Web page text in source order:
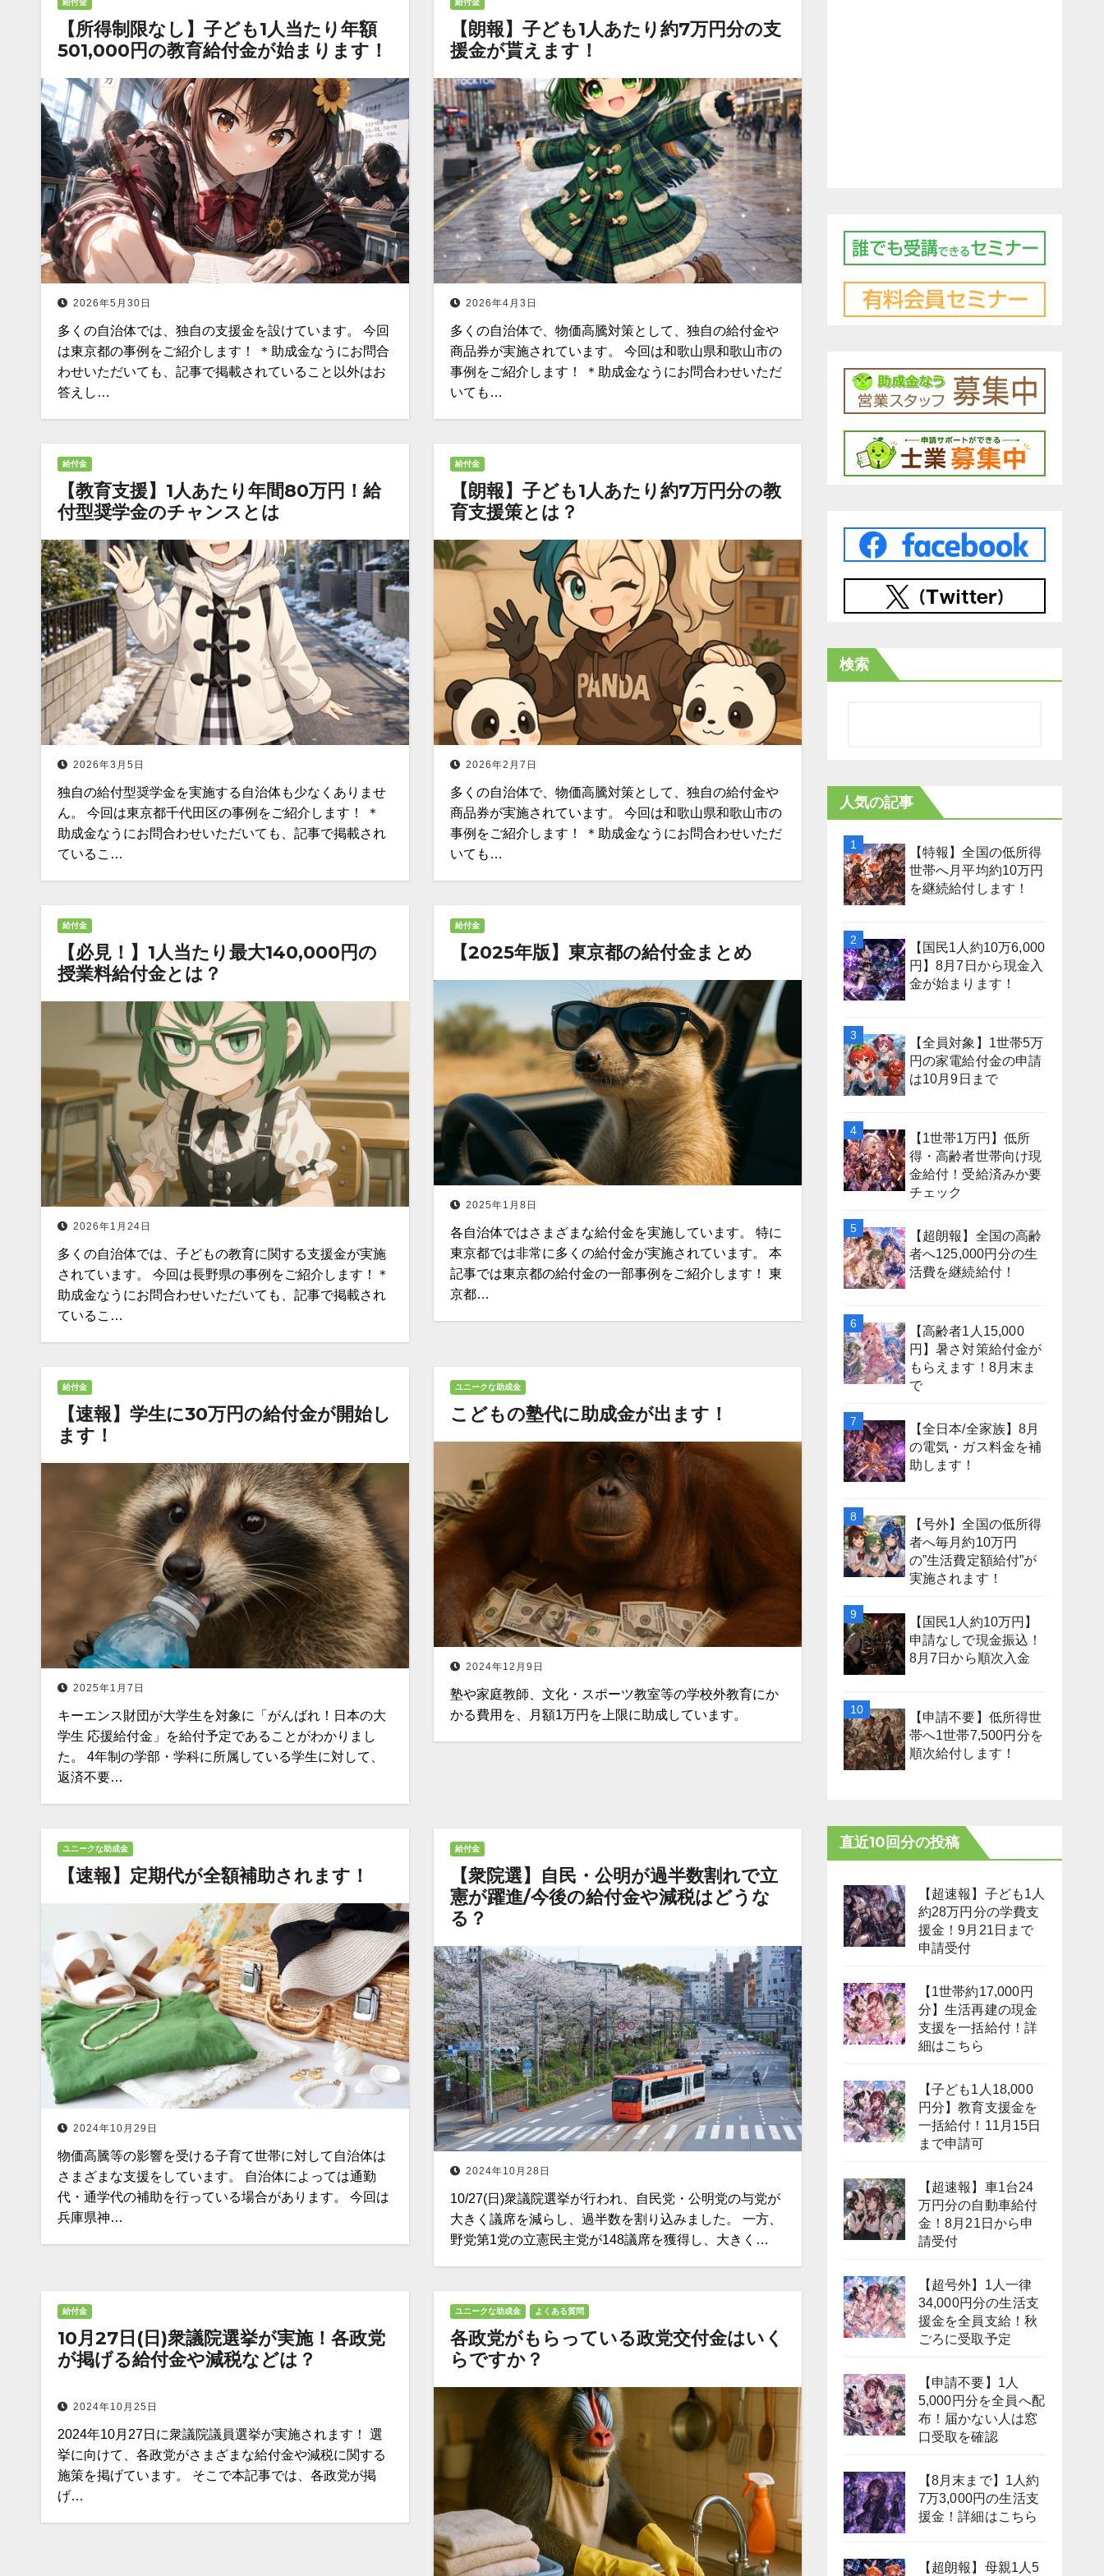
給付金
【所得制限なし】子ども1人当たり年額
501,000円の教育給付金が始まります！
2026年5月30日
多くの自治体では、独自の支援金を設けています。 今回
は東京都の事例をご紹介します！ ＊助成金なうにお問合
わせいただいても、記事で掲載されていること以外はお
答えし…
給付金
【朗報】子ども1人あたり約7万円分の支
援金が貰えます！
2026年4月3日
多くの自治体で、物価高騰対策として、独自の給付金や
商品券が実施されています。 今回は和歌山県和歌山市の
事例をご紹介します！ ＊助成金なうにお問合わせいただ
いても…
給付金
【教育支援】1人あたり年間80万円！給
付型奨学金のチャンスとは
2026年3月5日
独自の給付型奨学金を実施する自治体も少なくありませ
ん。 今回は東京都千代田区の事例をご紹介します！ ＊
助成金なうにお問合わせいただいても、記事で掲載され
ているこ…
給付金
【朗報】子ども1人あたり約7万円分の教
育支援策とは？
2026年2月7日
多くの自治体で、物価高騰対策として、独自の給付金や
商品券が実施されています。 今回は和歌山県和歌山市の
事例をご紹介します！ ＊助成金なうにお問合わせいただ
いても…
給付金
【必見！】1人当たり最大140,000円の
授業料給付金とは？
2026年1月24日
多くの自治体では、子どもの教育に関する支援金が実施
されています。 今回は長野県の事例をご紹介します！＊
助成金なうにお問合わせいただいても、記事で掲載され
ているこ…
給付金
【2025年版】東京都の給付金まとめ
2025年1月8日
各自治体ではさまざまな給付金を実施しています。 特に
東京都では非常に多くの給付金が実施されています。 本
記事では東京都の給付金の一部事例をご紹介します！ 東
京都…
給付金
【速報】学生に30万円の給付金が開始し
ます！
2025年1月7日
キーエンス財団が大学生を対象に「がんばれ！日本の大
学生 応援給付金」を給付予定であることがわかりまし
た。 4年制の学部・学科に所属している学生に対して、
返済不要…
ユニークな助成金
こどもの塾代に助成金が出ます！
2024年12月9日
塾や家庭教師、文化・スポーツ教室等の学校外教育にか
かる費用を、月額1万円を上限に助成しています。
ユニークな助成金
【速報】定期代が全額補助されます！
2024年10月29日
物価高騰等の影響を受ける子育て世帯に対して自治体は
さまざまな支援をしています。 自治体によっては通勤
代・通学代の補助を行っている場合があります。 今回は
兵庫県神…
給付金
【衆院選】自民・公明が過半数割れで立
憲が躍進/今後の給付金や減税はどうな
る？
2024年10月28日
10/27(日)衆議院選挙が行われ、自民党・公明党の与党が
大きく議席を減らし、過半数を割り込みました。 一方、
野党第1党の立憲民主党が148議席を獲得し、大きく…
給付金
10月27日(日)衆議院選挙が実施！各政党
が掲げる給付金や減税などは？
2024年10月25日
2024年10月27日に衆議院議員選挙が実施されます！ 選
挙に向けて、各政党がさまざまな給付金や減税に関する
施策を掲げています。 そこで本記事では、各政党が掲
げ…
ユニークな助成金 よくある質問
各政党がもらっている政党交付金はいく
らですか？
検索
人気の記事
【特報】全国の低所得
世帯へ月平均約10万円
を継続給付します！
【国民1人約10万6,000
円】8月7日から現金入
金が始まります！
【全員対象】1世帯5万
円の家電給付金の申請
は10月9日まで
【1世帯1万円】低所
得・高齢者世帯向け現
金給付！受給済みか要
チェック
【超朗報】全国の高齢
者へ125,000円分の生
活費を継続給付！
【高齢者1人15,000
円】暑さ対策給付金が
もらえます！8月末ま
で
【全日本/全家族】8月
の電気・ガス料金を補
助します！
【号外】全国の低所得
者へ毎月約10万円
の”生活費定額給付”が
実施されます！
【国民1人約10万円】
申請なしで現金振込！
8月7日から順次入金
【申請不要】低所得世
帯へ1世帯7,500円分を
順次給付します！
直近10回分の投稿
【超速報】子ども1人
約28万円分の学費支
援金！9月21日まで
申請受付
【1世帯約17,000円
分】生活再建の現金
支援を一括給付！詳
細はこちら
【子ども1人18,000
円分】教育支援金を
一括給付！11月15日
まで申請可
【超速報】車1台24
万円分の自動車給付
金！8月21日から申
請受付
【超号外】1人一律
34,000円分の生活支
援金を全員支給！秋
ごろに受取予定
【申請不要】1人
5,000円分を全員へ配
布！届かない人は窓
口受取を確認
【8月末まで】1人約
7万3,000円の生活支
援金！詳細はこちら
【超朗報】母親1人5